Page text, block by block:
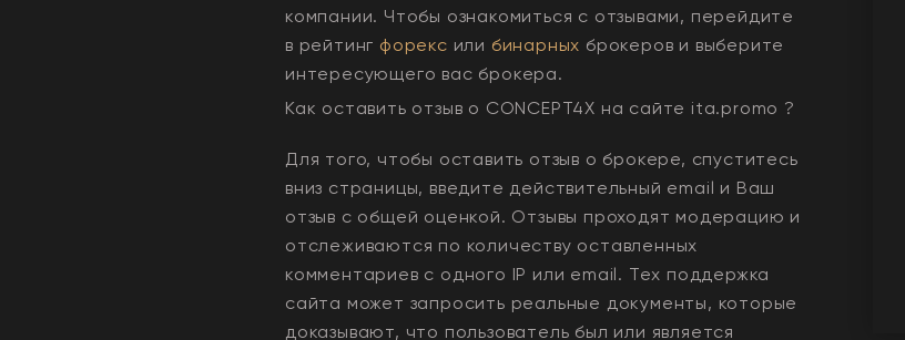
компании. Чтобы ознакомиться с отзывами, перейдите
в рейтинг форекс или бинарных брокеров и выберите
интересующего вас брокера.
Как оставить отзыв о CONCEPT4X на сайте ita.promo ?
Для того, чтобы оставить отзыв о брокере, спуститесь
вниз страницы, введите действительный email и Ваш
отзыв с общей оценкой. Отзывы проходят модерацию и
отслеживаются по количеству оставленных
комментариев с одного IP или email. Тех поддержка
сайта может запросить реальные документы, которые
доказывают, что пользователь был или является